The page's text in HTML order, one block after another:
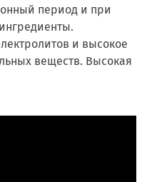
период и при
и высокое
веществ. Высокая